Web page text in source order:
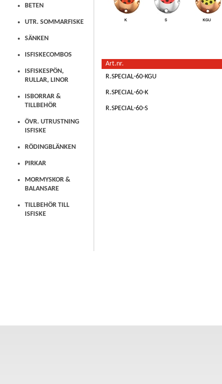
BETEN
UTR. SOMMARFISKE
SÄNKEN
ISFISKECOMBOS
ISFISKESPÖN,
RULLAR, LINOR
ISBORRAR &
TILLBEHÖR
ÖVR. UTRUSTNING
ISFISKE
RÖDINGBLÄNKEN
PIRKAR
MORMYSKOR &
BALANSARE
TILLBEHÖR TILL
ISFISKE
Art.nr.
R.SPECIAL-60-KGU
R.SPECIAL-60-K
R.SPECIAL-60-S